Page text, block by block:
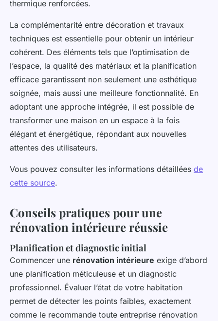
thermique renforcées.
La complémentarité entre décoration et travaux
techniques est essentielle pour obtenir un intérieur
cohérent. Des éléments tels que l’optimisation de
l’espace, la qualité des matériaux et la planification
efficace garantissent non seulement une esthétique
soignée, mais aussi une meilleure fonctionnalité. En
adoptant une approche intégrée, il est possible de
transformer une maison en un espace à la fois
élégant et énergétique, répondant aux nouvelles
attentes des utilisateurs.
Vous pouvez consulter les informations détaillées de
cette source.
Conseils pratiques pour une
rénovation intérieure réussie
Planification et diagnostic initial
Commencer une rénovation intérieure exige d’abord
une planification méticuleuse et un diagnostic
professionnel. Évaluer l’état de votre habitation
permet de détecter les points faibles, exactement
comme le recommande toute entreprise rénovation